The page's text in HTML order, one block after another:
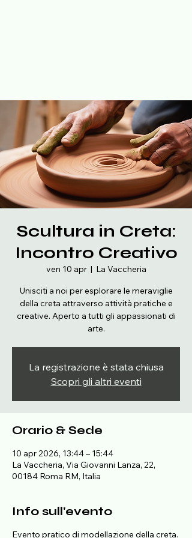
Scultura in Creta:
Incontro Creativo
ven 10 apr
  |
La Vaccheria
Unisciti a noi per esplorare le meraviglie
della creta attraverso attività pratiche e
creative. Aperto a tutti gli appassionati di
arte.
La registrazione è stata chiusa
Scopri gli altri eventi
Orario & Sede
10 apr 2026, 13:44 – 15:44
La Vaccheria, Via Giovanni Lanza, 22,
00184 Roma RM, Italia
Info sull'evento
Evento pratico di modellazione della creta.